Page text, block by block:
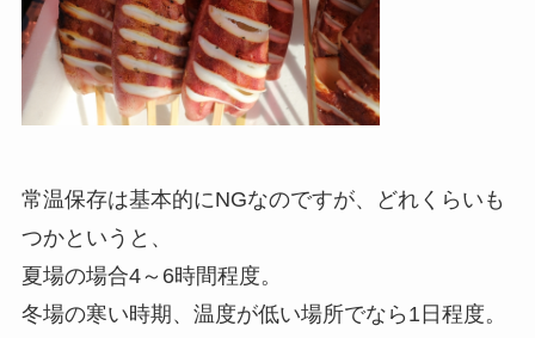
常温保存は基本的にNGなのですが、どれくらいも
つかというと、
夏場の場合4～6時間程度。
冬場の寒い時期、温度が低い場所でなら1日程度。